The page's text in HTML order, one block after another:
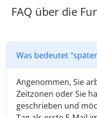
FAQ über die
Was bedeutet
Angenommen, Sie
Zeitzonen oder Sie
geschrieben und